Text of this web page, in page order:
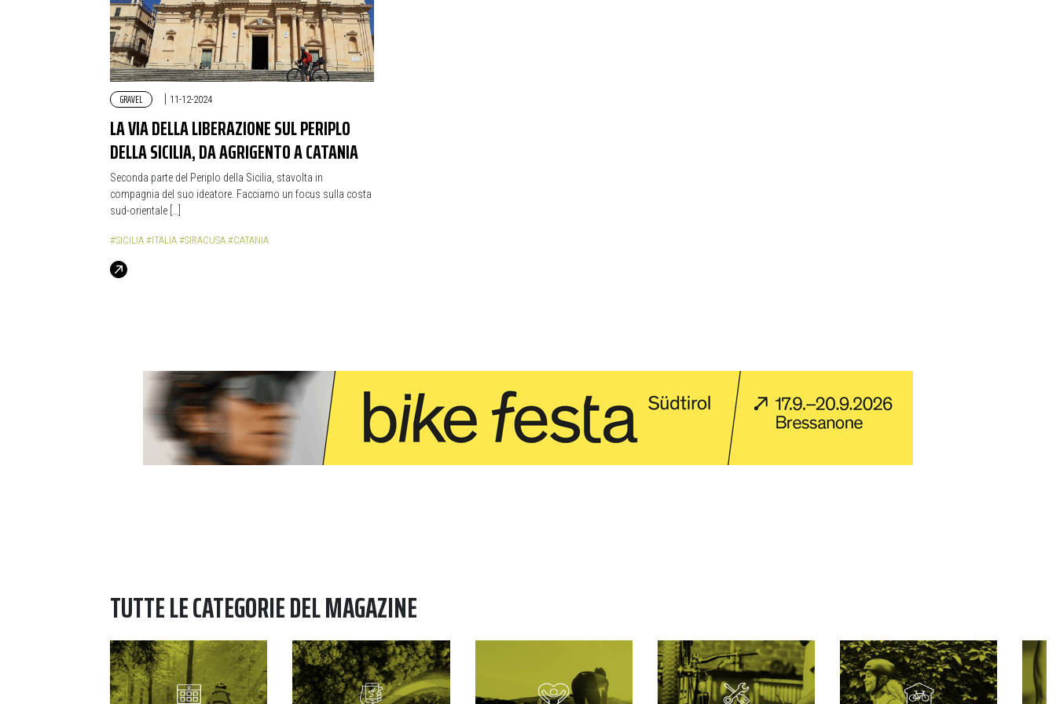
GRAVEL | 11-12-2024
LA VIA DELLA LIBERAZIONE SUL PERIPLO
DELLA SICILIA, DA AGRIGENTO A CATANIA
Seconda parte del Periplo della Sicilia, stavolta in
compagnia del suo ideatore. Facciamo un focus sulla costa
sud-orientale […]
#SICILIA #ITALIA #SIRACUSA #CATANIA
TUTTE LE CATEGORIE DEL MAGAZINE